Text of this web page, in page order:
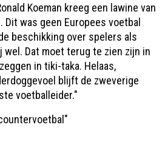
Koeman kreeg een lawine van
was geen Europees voetbal
beschikking over spelers als
wel. Dat moet terug te zien zijn in
in tiki-taka. Helaas,
blijft de zweverige
voetballeider."